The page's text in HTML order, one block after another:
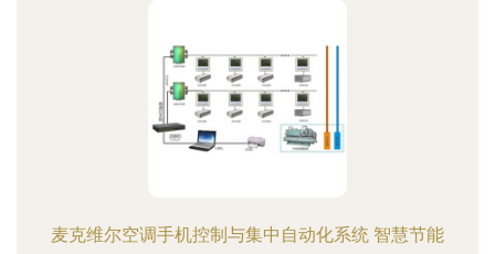
麦克维尔空调手机控制与集中自动化系统 智慧节能